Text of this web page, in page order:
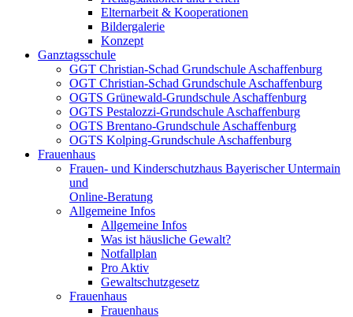
Elternarbeit & Kooperationen
Bildergalerie
Konzept
Ganztagsschule
GGT Christian-Schad Grundschule Aschaffenburg
OGT Christian-Schad Grundschule Aschaffenburg
OGTS Grünewald-Grundschule Aschaffenburg
OGTS Pestalozzi-Grundschule Aschaffenburg
OGTS Brentano-Grundschule Aschaffenburg
OGTS Kolping-Grundschule Aschaffenburg
Frauenhaus
Frauen- und Kinderschutzhaus Bayerischer Untermain
und
Online-Beratung
Allgemeine Infos
Allgemeine Infos
Was ist häusliche Gewalt?
Notfallplan
Pro Aktiv
Gewaltschutzgesetz
Frauenhaus
Frauenhaus